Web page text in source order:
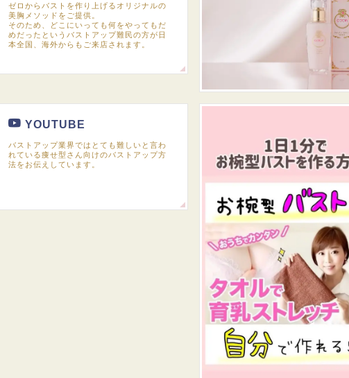
ゼロからバストを作り上げるオリジナルの
美胸メソッドをご提供。
そのため、どこにいっても何をやってもだ
めだったというバストアップ難民の方が日
本全国、海外からもご来店されます。
YOUTUBE
バストアップ業界ではとても難しいと言わ
れている痩せ型さん向けのバストアップ方
法をお伝えしています。